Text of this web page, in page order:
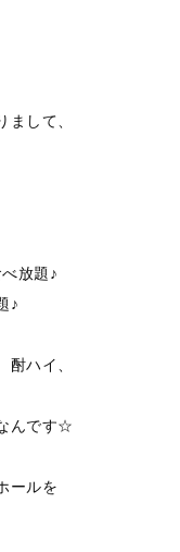
して、
放題♪
♪
ハイ、
んです☆
ールを